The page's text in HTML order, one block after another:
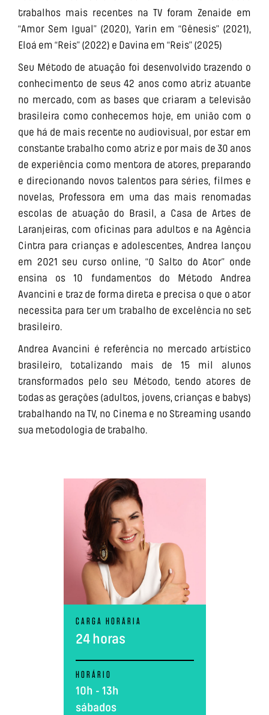
trabalhos mais recentes na TV foram Zenaide em
“Amor Sem Igual” (2020), Yarin em “Gênesis” (2021),
Eloá em “Reis” (2022) e Davina em “Reis” (2025)
Seu Método de atuação foi desenvolvido trazendo o
conhecimento de seus 42 anos como atriz atuante
no mercado, com as bases que criaram a televisão
brasileira como conhecemos hoje, em união com o
que há de mais recente no audiovisual, por estar em
constante trabalho como atriz e por mais de 30 anos
de experiência como mentora de atores, preparando
e direcionando novos talentos para séries, filmes e
novelas, Professora em uma das mais renomadas
escolas de atuação do Brasil, a Casa de Artes de
Laranjeiras, com oficinas para adultos e na Agência
Cintra para crianças e adolescentes, Andrea lançou
em 2021 seu curso online, “O Salto do Ator” onde
ensina os 10 fundamentos do Método Andrea
Avancini e traz de forma direta e precisa o que o ator
necessita para ter um trabalho de excelência no set
brasileiro.
Andrea Avancini é referência no mercado artístico
brasileiro, totalizando mais de 15 mil alunos
transformados pelo seu Método, tendo atores de
todas as gerações (adultos, jovens, crianças e babys)
trabalhando na TV, no Cinema e no Streaming usando
sua metodologia de trabalho.
CARGA HORÅRIA
24 horas
HORÁRIO
10h - 13h
sábados